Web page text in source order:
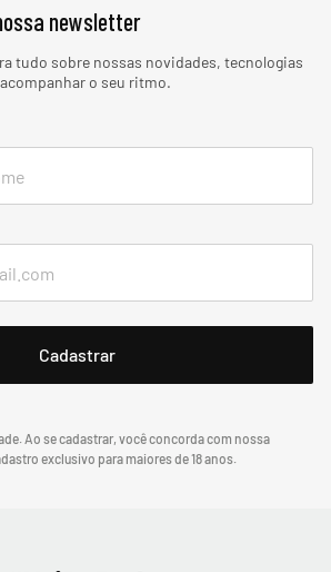
newsletter
tudo sobre nossas novidades, tecnologias
o seu ritmo.
Ao se cadastrar, você concorda com nossa
exclusivo para maiores de 18 anos.